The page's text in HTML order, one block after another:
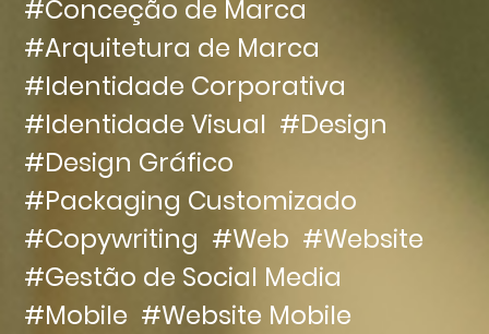
#Conceção de Marca
#Arquitetura de Marca
#Identidade Corporativa
#Identidade Visual #Design
#Design Gráfico
#Packaging Customizado
#Copywriting #Web #Website
#Gestão de Social Media
#Mobile #Website Mobile